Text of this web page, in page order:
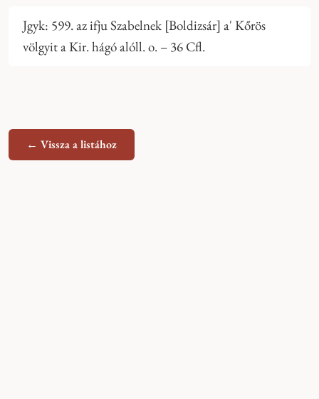
Jgyk: 599. az ifju Szabelnek [Boldizsár] a' Kőrös
völgyit a Kir. hágó alóll. o. – 36 Cfl.
← Vissza a listához